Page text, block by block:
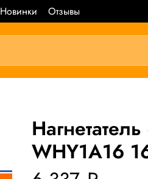
Новинки Отзывы
WHY1A16